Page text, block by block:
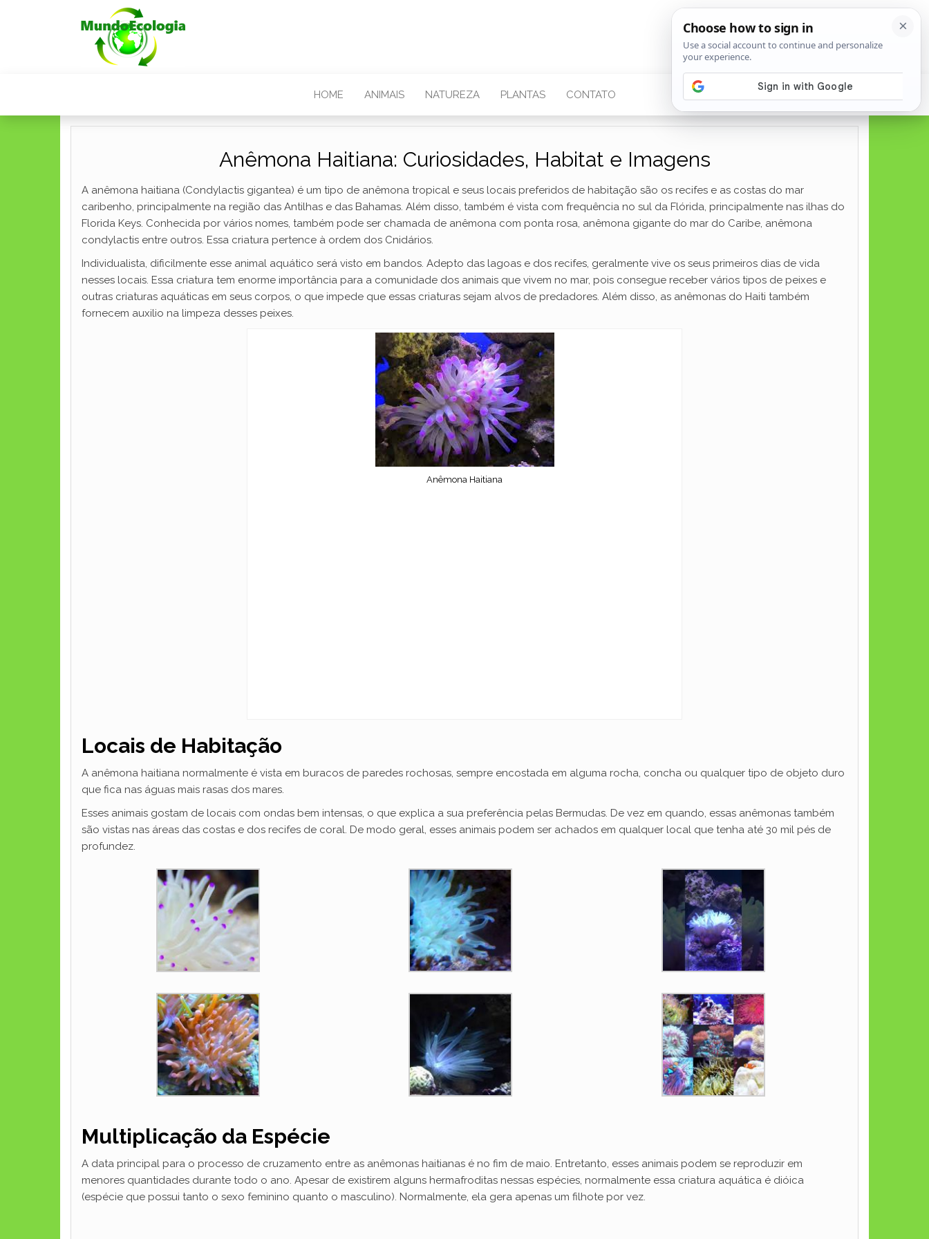
HOME ANIMAIS NATUREZA PLANTAS CONTATO
Anêmona Haitiana: Curiosidades, Habitat e Imagens
A anêmona haitiana (Condylactis gigantea) é um tipo de anêmona tropical e seus locais preferidos de habitação são os recifes e as costas do mar
caribenho, principalmente na região das Antilhas e das Bahamas. Além disso, também é vista com frequência no sul da Flórida, principalmente nas ilhas do
Florida Keys. Conhecida por vários nomes, também pode ser chamada de anêmona com ponta rosa, anêmona gigante do mar do Caribe, anêmona
condylactis entre outros. Essa criatura pertence à ordem dos Cnidários.
Individualista, dificilmente esse animal aquático será visto em bandos. Adepto das lagoas e dos recifes, geralmente vive os seus primeiros dias de vida
nesses locais. Essa criatura tem enorme importância para a comunidade dos animais que vivem no mar, pois consegue receber vários tipos de peixes e
outras criaturas aquáticas em seus corpos, o que impede que essas criaturas sejam alvos de predadores. Além disso, as anêmonas do Haiti também
fornecem auxilio na limpeza desses peixes.
Anêmona Haitiana
Locais de Habitação
A anêmona haitiana normalmente é vista em buracos de paredes rochosas, sempre encostada em alguma rocha, concha ou qualquer tipo de objeto duro
que fica nas águas mais rasas dos mares.
Esses animais gostam de locais com ondas bem intensas, o que explica a sua preferência pelas Bermudas. De vez em quando, essas anêmonas também
são vistas nas áreas das costas e dos recifes de coral. De modo geral, esses animais podem ser achados em qualquer local que tenha até 30 mil pés de
profundez.
Multiplicação da Espécie
A data principal para o processo de cruzamento entre as anêmonas haitianas é no fim de maio. Entretanto, esses animais podem se reproduzir em
menores quantidades durante todo o ano. Apesar de existirem alguns hermafroditas nessas espécies, normalmente essa criatura aquática é dióica
(espécie que possui tanto o sexo feminino quanto o masculino). Normalmente, ela gera apenas um filhote por vez.